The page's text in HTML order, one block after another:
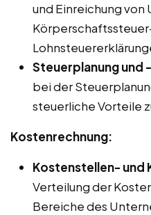
und Einreichung von
Steuerplanung und
bei der
steuerliche Vorteile
Kostenrechnung:
Kostenstellen- und
Verteilung der
Bereiche des